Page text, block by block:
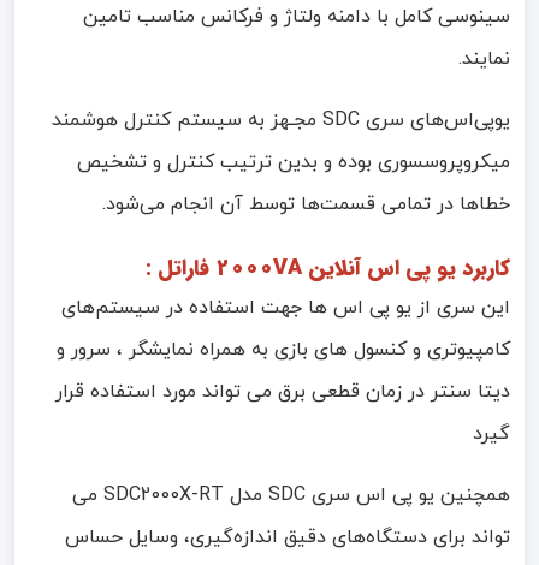
سینوسی کامل با دامنه ولتاژ و فرکانس مناسب تامین
نمایند.
یوپی‌اس‌های سری SDC مجـهز به سیستم کنترل هوشمند
میکروپروسسوری بوده و بدین ترتیب کنترل و تشخیص
خطاها در تمامی قسمت‌ها توسط آن انجام می‌شود.
کاربرد یو پی اس آنلاین 2000VA فاراتل :
این سری از یو پی اس ها جهت استفاده در سیستم‌های
کامپیوتری و کنسول های بازی به همراه نمایشگر ، سرور و
دیتا سنتر در زمان قطعی برق می تواند مورد استفاده قرار
گیرد
همچنین یو پی اس سری SDC مدل SDC2000X-RT می
تواند برای دستگاه‌های دقیق اندازه‌گیری، وسایل حساس